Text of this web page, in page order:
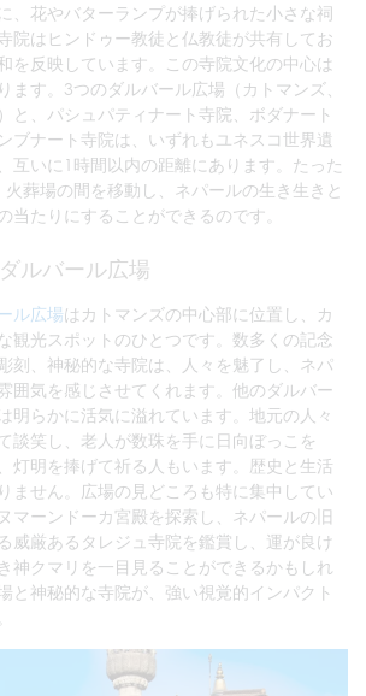
、花やバターランプが捧げられた小さな祠
院はヒンドゥー教徒と仏教徒が共有してお
を反映しています。この寺院文化の中心は
ます。3つのダルバール広場（カトマンズ、
と、パシュパティナート寺院、ボダナート
ブナート寺院は、いずれもユネスコ世界遺
互いに1時間以内の距離にあります。たった
葬場の間を移動し、ネパールの生き生きと
当たりにすることができるのです。
ルバール広場
ル広場はカトマンズの中心部に位置し、カ
観光スポットのひとつです。数多くの記念
刻、神秘的な寺院は、人々を魅了し、ネパ
囲気を感じさせてくれます。他のダルバー
明らかに活気に溢れています。地元の人々
談笑し、老人が数珠を手に日向ぼっこを
灯明を捧げて祈る人もいます。歴史と生活
ません。広場の見どころも特に集中してい
マーンドーカ宮殿を探索し、ネパールの旧
威厳あるタレジュ寺院を鑑賞し、運が良け
神クマリを一目見ることができるかもしれ
と神秘的な寺院が、強い視覚的インパクト